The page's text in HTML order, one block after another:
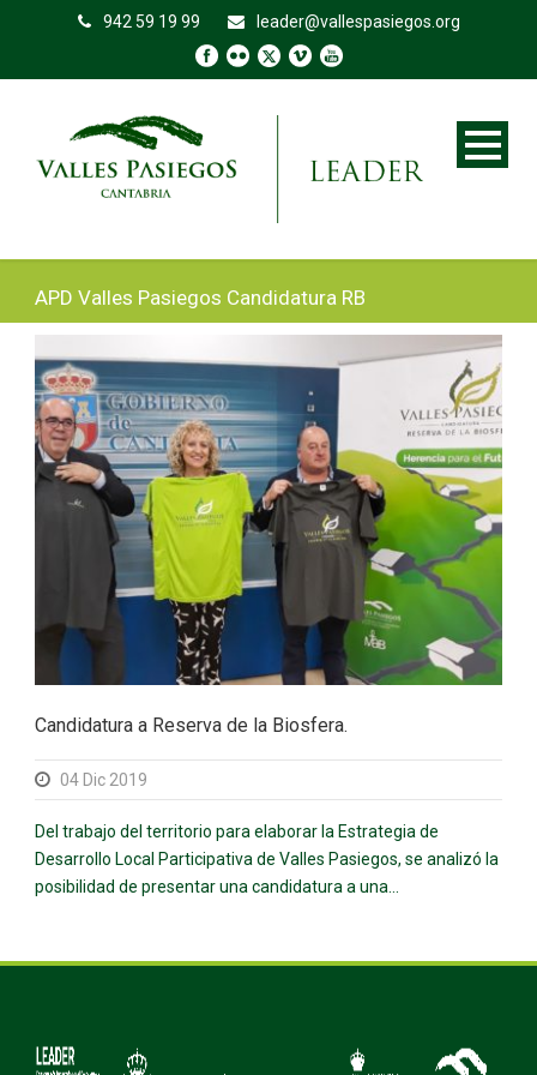
942 59 19 99 leader@vallespasiegos.org
APD Valles Pasiegos Candidatura RB
Candidatura a Reserva de la Biosfera.
04 Dic 2019
Del trabajo del territorio para elaborar la Estrategia de
Desarrollo Local Participativa de Valles Pasiegos, se analizó la
posibilidad de presentar una candidatura a una...